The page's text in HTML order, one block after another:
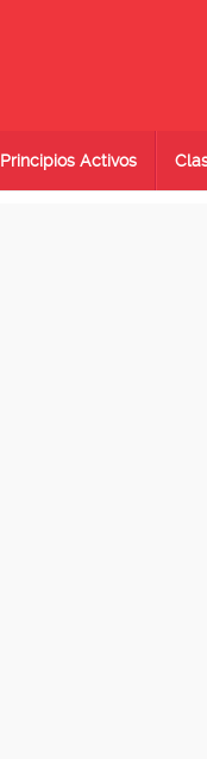
Principios Activos